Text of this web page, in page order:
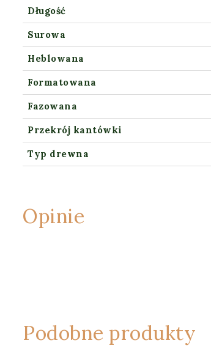
Długość
Surowa
Heblowana
Formatowana
Fazowana
Przekrój kantówki
Typ drewna
Opinie
Podobne produkty